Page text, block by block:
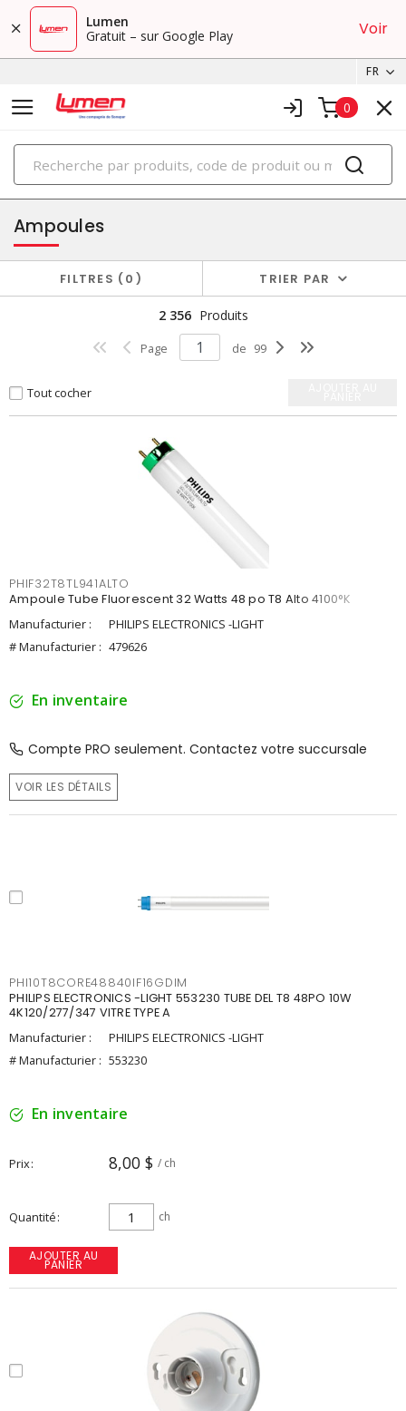
Lumen
Gratuit – sur Google Play
Voir
FR
0
PRODUITS
éclairage
Ampoules
FILTRES 0 TRIER PAR
2 356 Produits
Page de 99
Tout cocher
PHIF32T8TL941ALTO
Ampoule Tube Fluorescent 32 Watts 48 po T8 Alto 4100°K
Manufacturier :
PHILIPS ELECTRONICS -LIGHT
# Manufacturier : 479626
En inventaire
Compte PRO seulement. Contactez votre succursale
VOIR LES DÉTAILS
PHI10T8CORE48840IF16GDIM
PHILIPS ELECTRONICS -LIGHT 553230 TUBE DEL T8 48PO 10W
4K120/277/347 VITRE TYPE A
Manufacturier :
PHILIPS ELECTRONICS -LIGHT
# Manufacturier : 553230
En inventaire
Prix 8,00 $ / ch
Quantité ch
AJOUTER AU
PANIER